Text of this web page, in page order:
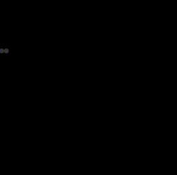
del Patto di